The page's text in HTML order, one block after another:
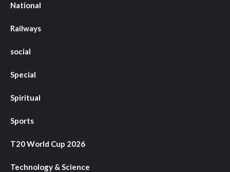
National
Railways
social
Special
Spiritual
Sports
T20 World Cup 2026
Technology & Science